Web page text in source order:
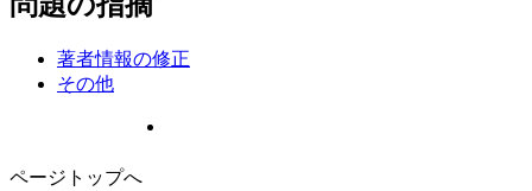
著者情報の修正
その他
ページトップへ